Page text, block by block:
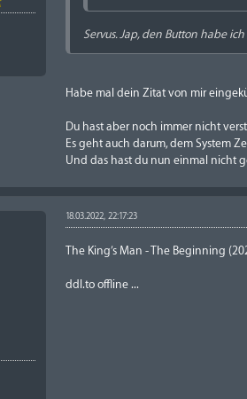
Servus. Jap, den Button habe
Habe mal dein Zitat von mir
Du hast aber noch immer nicht
Es geht auch darum, dem System
Und das hast du nun einmal nicht
18.03.2022, 22:17:23
The King’s Man - The Beginning
ddl.to offline ...